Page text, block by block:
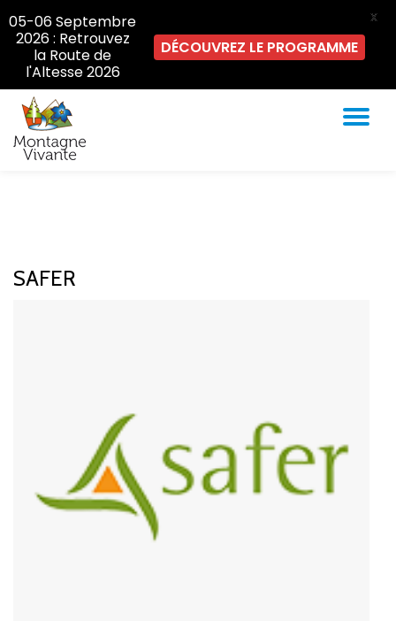
Aller
au
SAFER
05-06 Septembre
2026 : Retrouvez
la Route de
l'Altesse 2026
DÉCOUVREZ LE PROGRAMME
X